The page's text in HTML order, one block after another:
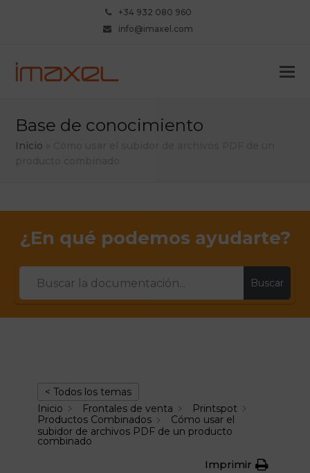
+34 932 080 960
info@imaxel.com
Base de conocimiento
Inicio
¿En qué podemos ayudarte?
Buscar
< Todos los temas
Inicio
Frontales de venta
Printspot
Productos Combinados
Cómo usar el
subidor de archivos PDF de un producto
combinado
Imprimir